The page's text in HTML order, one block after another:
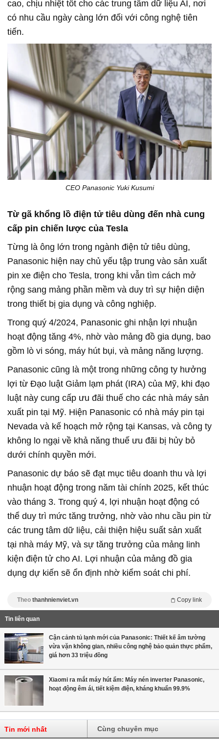
cao, chịu nhiệt tốt cho các trung tâm dữ liệu AI, nơi
có nhu cầu ngày càng lớn đối với công nghệ tiên
tiến.
CEO Panasonic Yuki Kusumi
Từ gã khổng lồ điện tử tiêu dùng đến nhà cung
cấp pin chiến lược của Tesla
Từng là ông lớn trong ngành điện tử tiêu dùng,
Panasonic hiện nay chủ yếu tập trung vào sản xuất
pin xe điện cho Tesla, trong khi vẫn tìm cách mở
rộng sang mảng phần mềm và duy trì sự hiện diện
trong thiết bị gia dụng và công nghiệp.
Trong quý 4/2024, Panasonic ghi nhận lợi nhuận
hoạt động tăng 4%, nhờ vào mảng đồ gia dụng, bao
gồm lò vi sóng, máy hút bụi, và mảng năng lượng.
Panasonic cũng là một trong những công ty hưởng
lợi từ Đạo luật Giảm lạm phát (IRA) của Mỹ, khi đạo
luật này cung cấp ưu đãi thuế cho các nhà máy sản
xuất pin tại Mỹ. Hiện Panasonic có nhà máy pin tại
Nevada và kế hoạch mở rộng tại Kansas, và công ty
không lo ngại về khả năng thuế ưu đãi bị hủy bỏ
dưới chính quyền mới.
Panasonic dự báo sẽ đạt mục tiêu doanh thu và lợi
nhuận hoạt động trong năm tài chính 2025, kết thúc
vào tháng 3. Trong quý 4, lợi nhuận hoạt động có
thể duy trì mức tăng trưởng, nhờ vào nhu cầu pin từ
các trung tâm dữ liệu, cải thiện hiệu suất sản xuất
tại nhà máy Mỹ, và sự tăng trưởng của mảng linh
kiện điện tử cho AI. Lợi nhuận của mảng đồ gia
dụng dự kiến sẽ ổn định nhờ kiểm soát chi phí.
Theo thanhnienviet.vn Copy link
Tin liên quan
Cận cảnh tủ lạnh mới của Panasonic: Thiết kế âm tường
vừa vặn không gian, nhiều công nghệ bảo quản thực phẩm,
giá hơn 33 triệu đồng
Xiaomi ra mắt máy hút ẩm: Máy nén inverter Panasonic,
hoạt động êm ái, tiết kiệm điện, kháng khuẩn 99.9%
Tin mới nhất Cùng chuyên mục